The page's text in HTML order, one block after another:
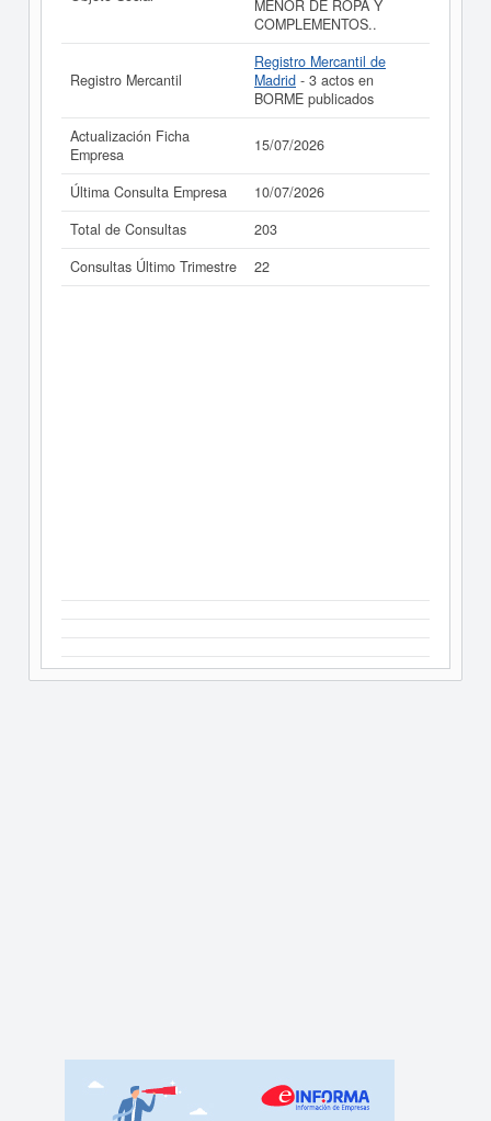
realizado el 15/07/2026.MENOR DE ROPA Y
COMPLEMENTOS..
Registro Mercantil
Registro Mercantil de
Madrid - 3 actos en
BORME publicados
Actualización Ficha
Empresa
15/07/2026
Última Consulta Empresa
10/07/2026
Total de Consultas
203
Consultas Último Trimestre
22